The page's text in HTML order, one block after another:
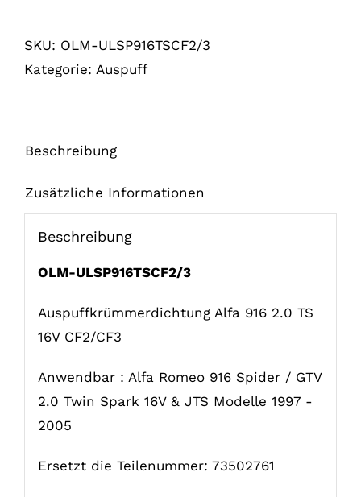
TS
16V
SKU: OLM-ULSP916TSCF2/3
Kategorie: Auspuff
Beschreibung
Zusätzliche Informationen
Beschreibung
OLM-ULSP916TSCF2/3
Auspuffkrümmerdichtung Alfa 916 2.0 TS
16V CF2/CF3
Anwendbar : Alfa Romeo 916 Spider / GTV
2.0 Twin Spark 16V & JTS Modelle 1997 -
2005
Ersetzt die Teilenummer: 73502761